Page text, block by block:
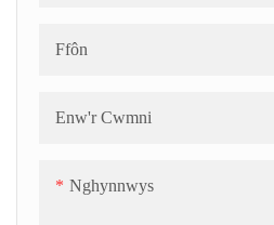
Ffôn
Enw'r Cwmni
Nghynnwys